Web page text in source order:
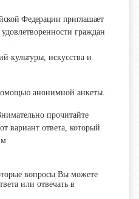
Федерации приглашает
граждан
культуры, искусства и
анонимной анкеты.
прочитайте
вариант ответа, который
вопросы Вы можете
или отвечать в